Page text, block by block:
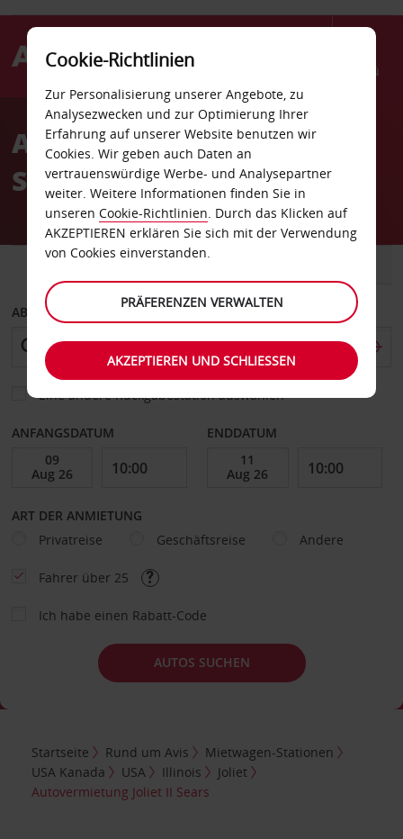
Menü
AvisAutovermietung Joliet II
Sears
ABHOLEN VON
Eine andere Rückgabestation auswählen
ANFANGSDATUM ENDDATUM
ART DER ANMIETUNG
Privatreise
Geschäftsreise Andere
Fahrer über 25
Ich habe einen Rabatt-Code
AUTOS SUCHEN
Startseite Rund um Avis
Mietwagen-Stationen
USA Kanada
USA Illinois
Joliet
Autovermietung Joliet II Sears
Cookie-Richtlinien
Zur Personalisierung unserer Angebote, zu
Analysezwecken und zur Optimierung Ihrer
Erfahrung auf unserer Website benutzen wir
Cookies. Wir geben auch Daten an
vertrauenswürdige Werbe- und Analysepartner
weiter. Weitere Informationen finden Sie in
unseren Cookie-Richtlinien. Durch das Klicken auf
AKZEPTIEREN erklären Sie sich mit der Verwendung
von Cookies einverstanden.
PRÄFERENZEN VERWALTEN
AKZEPTIEREN UND SCHLIESSEN